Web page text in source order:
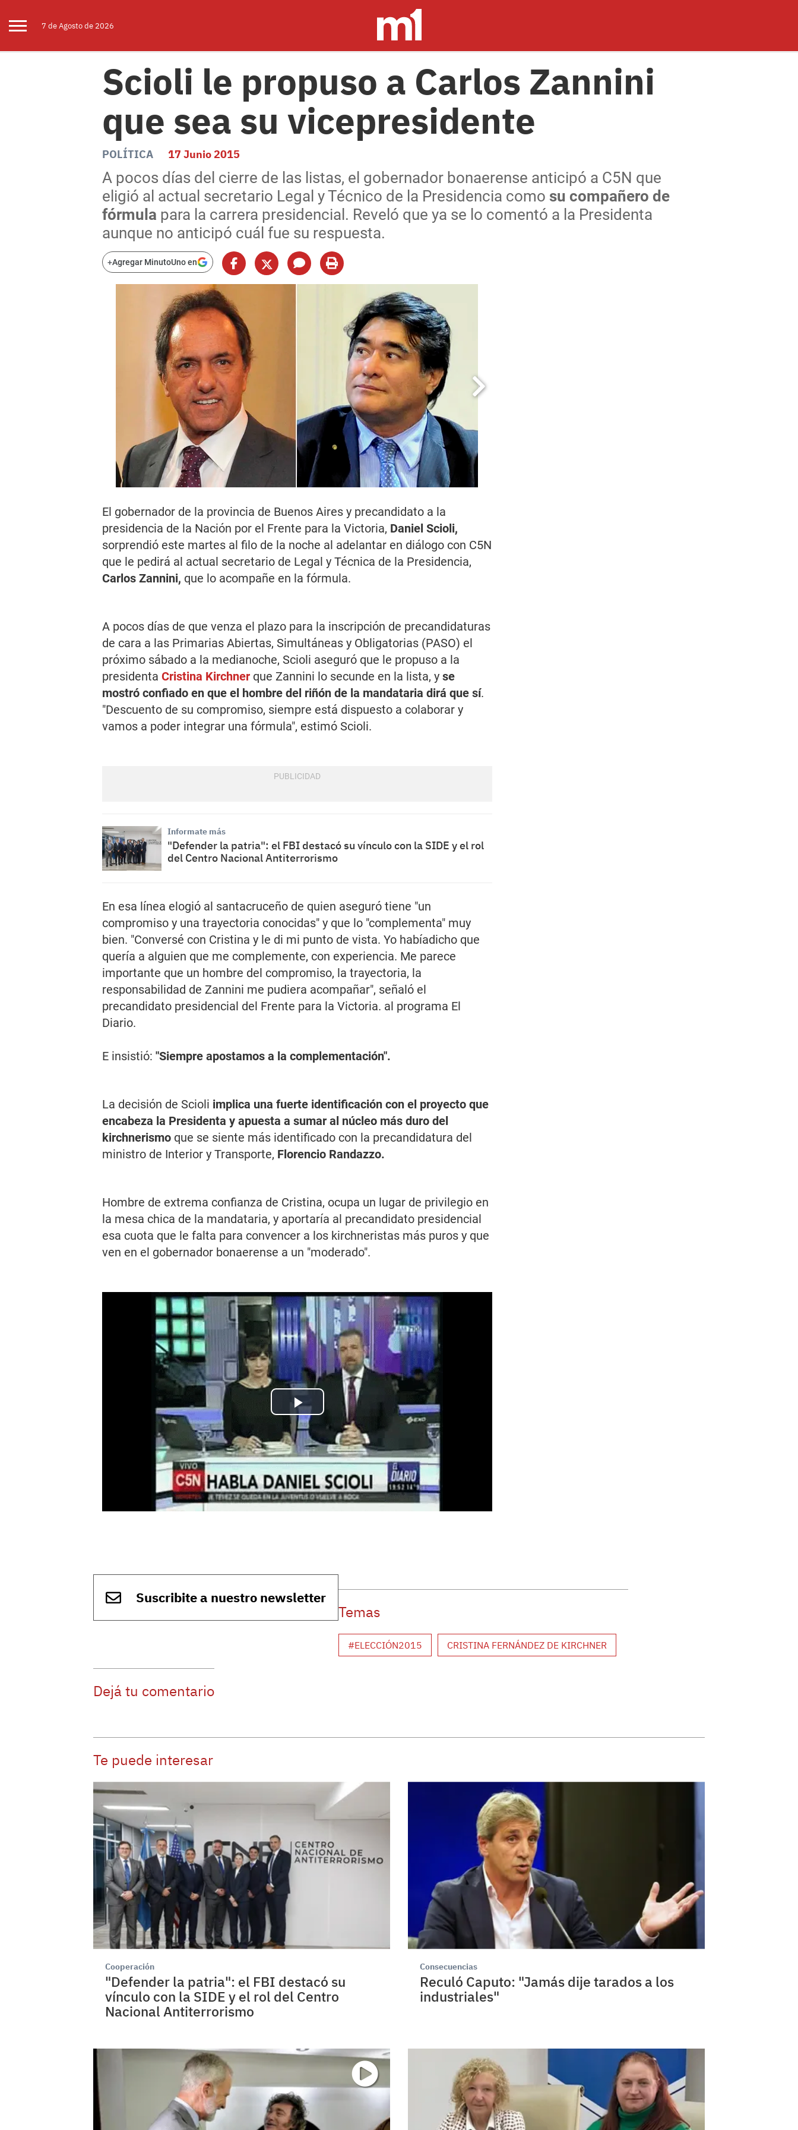
7 deAgostode 2026
Scioli le propuso a Carlos Zannini
que sea su vicepresidente
POLÍTICA 17 Junio 2015
A pocos días del cierre de las listas, el gobernador bonaerense anticipó a C5N que
eligió al actual secretario Legal y Técnico de la Presidencia como su compañero de
fórmula para la carrera presidencial. Reveló que ya se lo comentó a la Presidenta
aunque no anticipó cuál fue su respuesta.
+Agregar MinutoUno en
El gobernador de la provincia de Buenos Aires y precandidato a la
presidencia de la Nación por el Frente para la Victoria, Daniel Scioli,
sorprendió este martes al filo de la noche al adelantar en diálogo con C5N
que le pedirá al actual secretario de Legal y Técnica de la Presidencia,
Carlos Zannini, que lo acompañe en la fórmula.
A pocos días de que venza el plazo para la inscripción de precandidaturas
de cara a las Primarias Abiertas, Simultáneas y Obligatorias (PASO) el
próximo sábado a la medianoche, Scioli aseguró que le propuso a la
presidenta Cristina Kirchner que Zannini lo secunde en la lista, y se
mostró confiado en que el hombre del riñón de la mandataria dirá que sí.
"Descuento de su compromiso, siempre está dispuesto a colaborar y
vamos a poder integrar una fórmula", estimó Scioli.
Informate más
"Defender la patria": el FBI destacó su vínculo con la SIDE y el rol
del Centro Nacional Antiterrorismo
En esa línea elogió al santacruceño de quien aseguró tiene "un
compromiso y una trayectoria conocidas" y que lo "complementa" muy
bien. "Conversé con Cristina y le di mi punto de vista. Yo habíadicho que
quería a alguien que me complemente, con experiencia. Me parece
importante que un hombre del compromiso, la trayectoria, la
responsabilidad de Zannini me pudiera acompañar", señaló el
precandidato presidencial del Frente para la Victoria. al programa El
Diario.
E insistió: "Siempre apostamos a la complementación".
La decisión de Scioli implica una fuerte identificación con el proyecto que
encabeza la Presidenta y apuesta a sumar al núcleo más duro del
kirchnerismo que se siente más identificado con la precandidatura del
ministro de Interior y Transporte, Florencio Randazzo.
Hombre de extrema confianza de Cristina, ocupa un lugar de privilegio en
la mesa chica de la mandataria, y aportaría al precandidato presidencial
esa cuota que le falta para convencer a los kirchneristas más puros y que
ven en el gobernador bonaerense a un "moderado".
Suscribite a nuestro newsletter
Temas
#ELECCIÓN2015 CRISTINA FERNÁNDEZ DE KIRCHNER
Dejá tu comentario
Te puede interesar
Cooperación
"Defender la patria": el FBI destacó su
vínculo con la SIDE y el rol del Centro
Nacional Antiterrorismo
Consecuencias
Reculó Caputo: "Jamás dije tarados a los
industriales"